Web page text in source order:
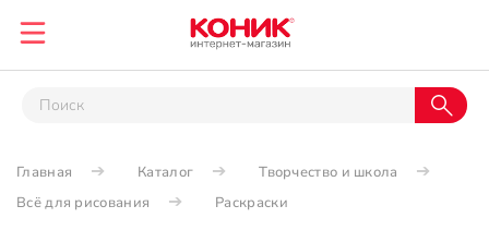
Главная Каталог
Творчество и школа
Всё для рисования
Раскраски